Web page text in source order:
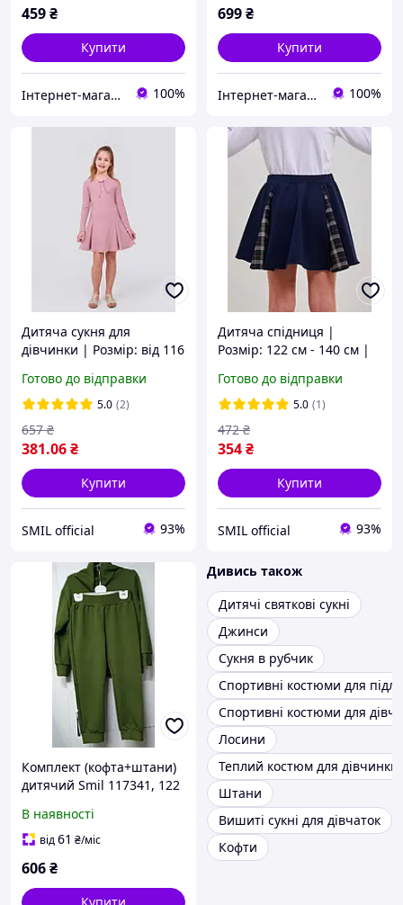
459₴
Купити
Інтернет-магазин "Казковий світ" 100%
699₴
Купити
Інтернет-магазин "Казковий світ" 100%
Дитяча сукня для
дівчинки | Розмір: від 116
Еластичний Рубчик, 95%
cotton | Комфортно,
елегантно для дівчинки
SMIL
Готово до відправки
5.0 (2)
381.06₴
657 ₴
Купити
SMIL official 93%
Дитяча спідниця |
Розмір: 122 см - 140 см |
якості | Легко
поєднується з кофтами,
бомберами та блузками
для
Готово до відправки
5.0 (1)
354₴
472 ₴
Купити
SMIL official 93%
Комплект (кофта+штани)
дитячий Smil 117341, 122
В наявності
від61 ₴/міс
606₴
Дивись також
Дитячі святкові сукні
Джинси
Сукня в рубчик
Спортивні костюми для
Спортивні костюми для
Лосини
Теплий костюм для дівчинки
Штани
Вишиті сукні для дівчаток
Кофти